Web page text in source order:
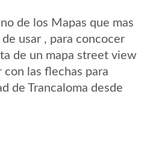
de los Mapas que mas
usar , para concocer
de un mapa street view
con las flechas para
de Trancaloma desde